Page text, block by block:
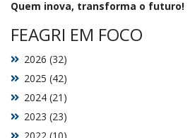
Quem inova, transforma o futuro!
FEAGRI EM FOCO
2023 (23)
2024 (21)
2025 (42)
2026 (32)